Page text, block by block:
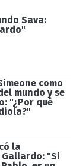
Sava:
como
mundo y se
"¿Por qué
la
"Si